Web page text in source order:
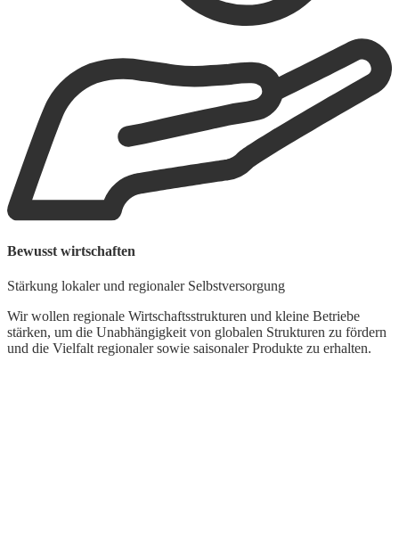
Bewusst wirtschaften
Stärkung lokaler und regionaler Selbstversorgung
Wir wollen regionale Wirtschaftsstrukturen und kleine Betriebe
stärken, um die Unabhängigkeit von globalen Strukturen zu fördern
und die Vielfalt regionaler sowie saisonaler Produkte zu erhalten.